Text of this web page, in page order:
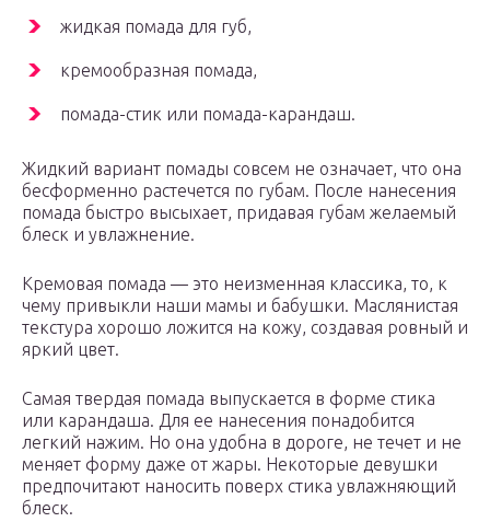
жидкая помада для губ,
кремообразная помада,
помада-стик или помада-карандаш.
Жидкий вариант помады совсем не означает, что она
бесформенно растечется по губам. После нанесения
помада быстро высыхает, придавая губам желаемый
блеск и увлажнение.
Кремовая помада — это неизменная классика, то, к
чему привыкли наши мамы и бабушки. Маслянистая
текстура хорошо ложится на кожу, создавая ровный и
яркий цвет.
Самая твердая помада выпускается в форме стика
или карандаша. Для ее нанесения понадобится
легкий нажим. Но она удобна в дороге, не течет и не
меняет форму даже от жары. Некоторые девушки
предпочитают наносить поверх стика увлажняющий
блеск.